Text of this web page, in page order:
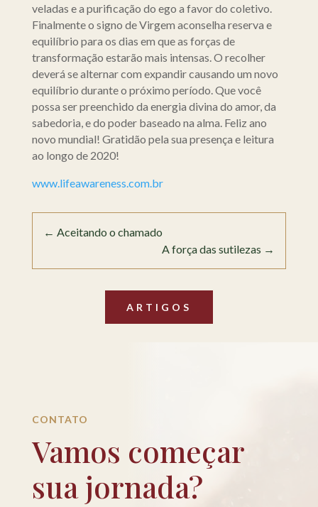
veladas e a purificação do ego a favor do coletivo.
Finalmente o signo de Virgem aconselha reserva e
equilíbrio para os dias em que as forças de
transformação estarão mais intensas. O recolher
deverá se alternar com expandir causando um novo
equilíbrio durante o próximo período. Que você
possa ser preenchido da energia divina do amor, da
sabedoria, e do poder baseado na alma. Feliz ano
novo mundial! Gratidão pela sua presença e leitura
ao longo de 2020!
www.lifeawareness.com.br
← Aceitando o chamado
A força das sutilezas →
ARTIGOS
CONTATO
Vamos começar
sua jornada?